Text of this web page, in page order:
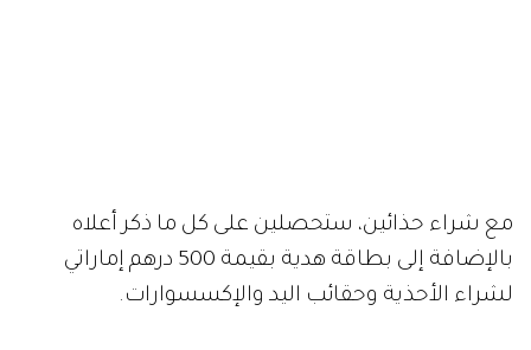
مع شراء حذائين، ستحصلين على كل ما ذكر أعلاه
بالإضافة إلى بطاقة هدية بقيمة 500 درهم إماراتي
لشراء الأحذية وحقائب اليد والإكسسوارات.